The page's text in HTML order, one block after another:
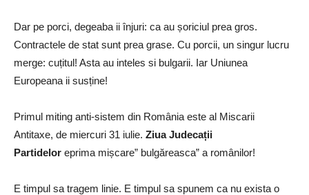
Dar pe porci, degeaba ii înjuri: ca au șoriciul prea gros.
Contractele de stat sunt prea grase. Cu porcii, un singur lucru
merge: cuțitul! Asta au inteles si bulgarii. Iar Uniunea
Europeana ii susține!
Primul miting anti-sistem din România este al Miscarii
Antitaxe, de miercuri 31 iulie. Ziua Judecații
Partidelor eprima mișcare” bulgăreasca” a românilor!
E timpul sa tragem linie. E timpul sa spunem ca nu exista o